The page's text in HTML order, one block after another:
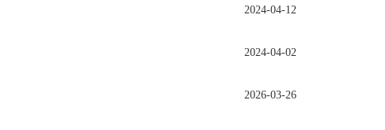
2024-04-12
2024-04-02
2026-03-26